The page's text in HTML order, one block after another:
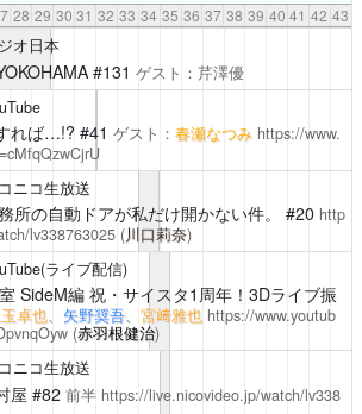
28 29 30 31 32 33 34 35 36 37 38 39 40 41 42 43
オ日本
#131 ゲスト： 芹澤優
れば…!? #41 ゲスト： 春瀬なつみ https://www.
ニコ生放送
所の自動ドアが私だけ開かない件。 #20 http
lv338763025 (川口莉奈)
ライブ配信)
SideM編祝・サイスタ1周年！3Dライブ振
卓也、 矢野奨吾、 宮﨑雅也 https://www.youtub
(赤羽根健治)
ニコ生放送
屋 #82 前半 https://live.nicovideo.jp/watch/lv338